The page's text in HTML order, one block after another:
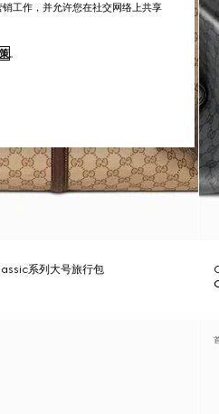
系列大号旅行包
工作，并允许您在社交网络上共享
。